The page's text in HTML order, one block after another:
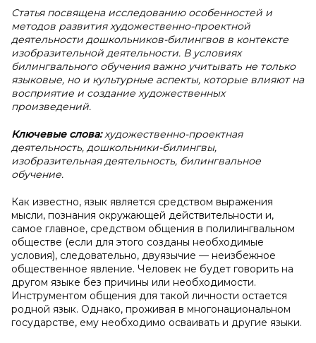
Статья посвящена исследованию особенностей и
методов развития художественно-проектной
деятельности дошкольников-билингвов в контексте
изобразительной деятельности. В условиях
билингвального обучения важно учитывать не только
языковые, но и культурные аспекты, которые влияют на
восприятие и создание художественных
произведений.
Ключевые слова:художественно-проектная
деятельность, дошкольники-билингвы,
изобразительная деятельность, билингвальное
обучение.
Как известно, язык является средством выражения
мысли, познания окружающей действительности и,
самое главное, средством общения в полилингвальном
обществе (если для этого созданы необходимые
условия), следовательно, двуязычие — неизбежное
общественное явление. Человек не будет говорить на
другом языке без причины или необходимости.
Инструментом общения для такой личности остается
родной язык. Однако, проживая в многонациональном
государстве, ему необходимо осваивать и другие языки.